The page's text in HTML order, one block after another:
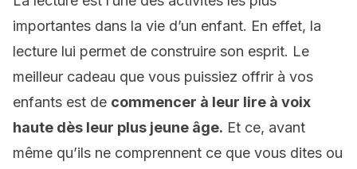
importantes dans la vie d’un enfant. En effet, la
lecture lui permet de construire son esprit. Le
meilleur cadeau que vous puissiez offrir à vos
enfants est de commencer à leur lire à voix
haute dès leur plus jeune âge. Et ce, avant
même qu’ils ne comprennent ce que vous dites ou